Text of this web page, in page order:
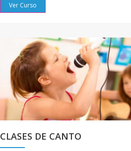
Ver Curso
CLASES DE CANTO